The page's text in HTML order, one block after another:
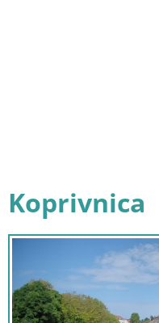
Koprivnica